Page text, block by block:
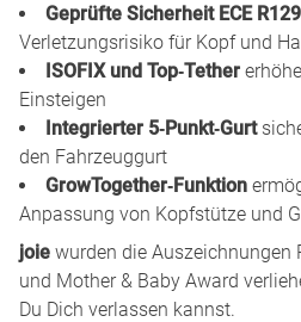
Geprüfte Sicherheit ECE R129
Verletzungsrisiko für Kopf und
ISOFIX und Top‑Tether
Einsteigen
Integrierter 5‑Punkt‑Gurt
den Fahrzeuggurt
GrowTogether‑Funktion
Anpassung von Kopfstütze und
joie wurden die Auszeichnungen
und Mother & Baby Award
Du Dich verlassen kannst.